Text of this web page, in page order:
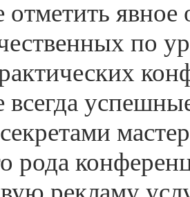
отметить явное
по
всегда
рода